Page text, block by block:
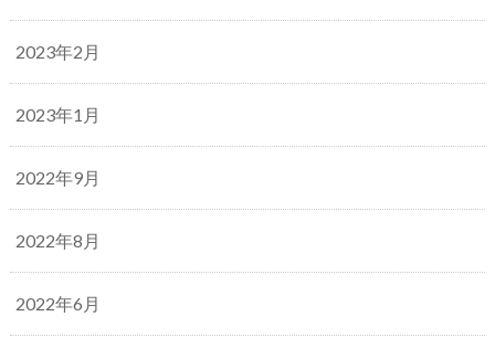
2023年2月
2023年1月
2022年9月
2022年8月
2022年6月